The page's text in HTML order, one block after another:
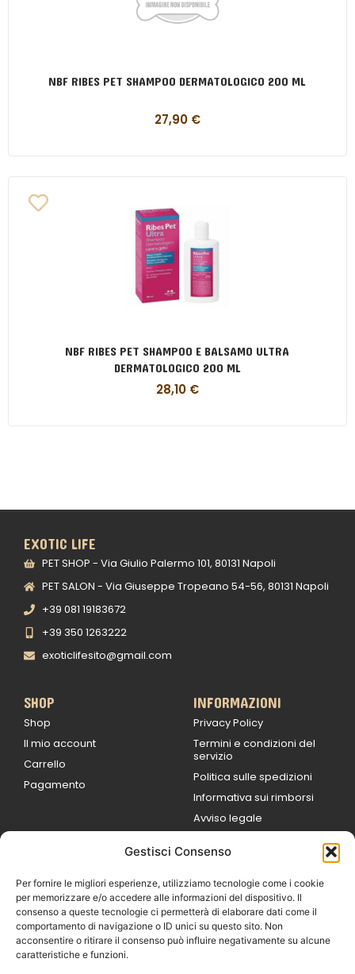
Gestisci Consenso
Per fornire le migliori esperienze, utilizziamo tecnologie come i cookie
per memorizzare e/o accedere alle informazioni del dispositivo. Il
consenso a queste tecnologie ci permetterà di elaborare dati come il
comportamento di navigazione o ID unici su questo sito. Non
acconsentire o ritirare il consenso può influire negativamente su alcune
caratteristiche e funzioni.
NBF RIBES PET SHAMPOO DERMATOLOGICO 200 ML
27,90 €
NBF RIBES PET SHAMPOO E BALSAMO ULTRA
DERMATOLOGICO 200 ML
28,10 €
EXOTIC LIFE
PET SHOP - Via Giulio Palermo 101, 80131 Napoli
PET SALON - Via Giuseppe Tropeano 54-56, 80131 Napoli
+39 081 19183672
+39 350 1263222
exoticlifesito@gmail.com
SHOP
Shop
Il mio account
Carrello
Pagamento
INFORMAZIONI
Privacy Policy
Termini e condizioni del
servizio
Politica sulle spedizioni
Informativa sui rimborsi
Avviso legale
9:00
Sabato 09:00 /
14:00
16:30 /
Domenica